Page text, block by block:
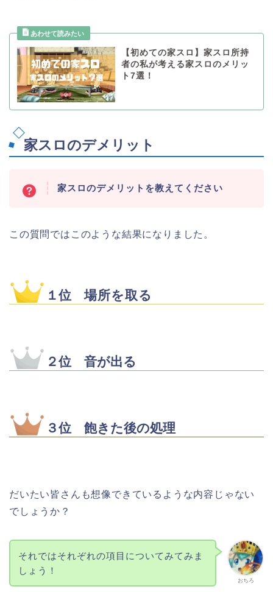
【初めての家スロ】家スロ所持
者の私が考える家スロのメリッ
ト7選！
家スロのデメリット
家スロのデメリットを教えてください
この質問ではこのような結果になりました。
１位場所を取る
２位 音が出る
３位 飽きた後の処理
だいたい皆さんも想像できているような内容じゃない
でしょうか？
おちろ
それではそれぞれの項目についてみてみま
しょう！